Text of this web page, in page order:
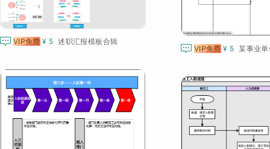
 VIP免费 ¥ 5
 VIP免费 ¥ 5 述职汇报模板合辑